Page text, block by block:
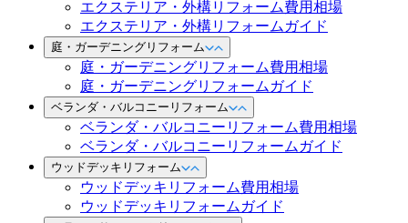
エクステリア・外構リフォーム費用相場
エクステリア・外構リフォームガイド
庭・ガーデニングリフォーム
庭・ガーデニングリフォーム費用相場
庭・ガーデニングリフォームガイド
ベランダ・バルコニーリフォーム
ベランダ・バルコニーリフォーム費用相場
ベランダ・バルコニーリフォームガイド
ウッドデッキリフォーム
ウッドデッキリフォーム費用相場
ウッドデッキリフォームガイド